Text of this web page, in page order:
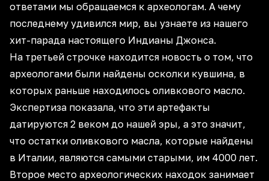
ответами мы обращаемся к археологам. А чему
последнему удивился мир, вы узнаете из нашего
хит-парада настоящего Индианы Джонса.
На третьей строчке находится новость о том, что
археологами были найдены осколки кувшина, в
которых раньше находилось оливкового масло.
Экспертиза показала, что эти артефакты
датируются 2 веком до нашей эры, а это значит,
что остатки оливкового масла, которые найдены
в Италии, являются самыми старыми, им 4000 лет.
Второе место археологических находок занимает